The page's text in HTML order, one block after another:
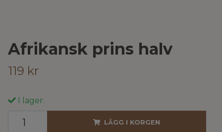
Afrikansk prins halv
119 kr
I lager.
LÄGG I KORGEN